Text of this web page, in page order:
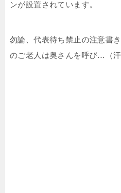
ンが設置されています。
勿論、代表待ち禁止の注意書
のご老人は奥さんを呼び…（汗